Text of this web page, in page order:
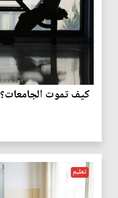
كيف تموت الجامعات؟
تعليم